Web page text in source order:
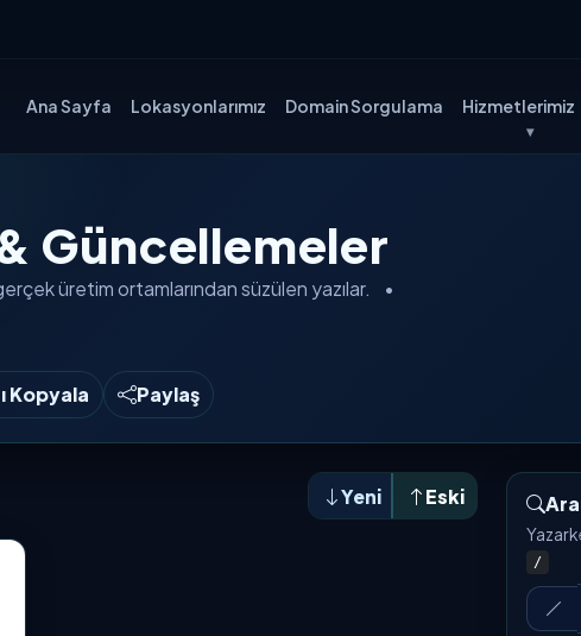
Ana Sayfa Lokasyonlarımız Domain Sorgulama Hizmetlerimiz
Güncellemeler
üretim ortamlarından süzülen yazılar. •
Kopyala Paylaş
Yeni Eski
/